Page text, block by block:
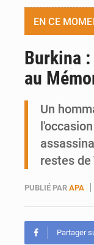
EN CE
Burkina
au
Un
restes
PUBLIÉ PAR APA
Partager